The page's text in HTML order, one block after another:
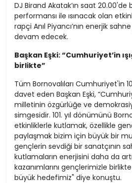
DJ Birand Akatak’ın saat 20.00'de
performansı ile ısınacak olan
rapçi Anıl Piyancı’nın enerjik
devam edecek.
Başkan Eşki: “Cumhuriyet’in
birlikte”
Tüm Bornovalıları Cumhuriyet'in
davet eden Başkan Eşki,
milletinin özgürlüğe ve
simgesidir. 101. yıl dönümünü
etkinliklerle kutlamak, özellikle
paylaşmak bizim için büyük bir
gençlerin sevdiği bir sanatçının
kutlamaların enerjisini daha da
kazanımlarını gençlerimizle
büyük hedefimiz" diye konuştu.